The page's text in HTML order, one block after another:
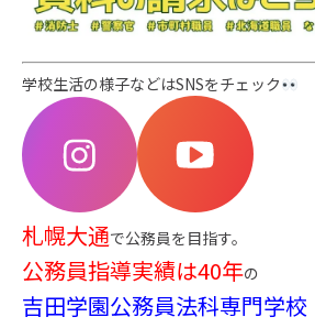
学校生活の様子などはSNSをチェック
札幌大通で公務員を目指す。
公務員指導実績は40年の
吉田学園公務員法科専門学校